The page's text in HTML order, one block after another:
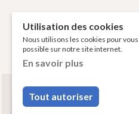
ou votre smartphone
compatibles.
Utilisation des cookies
Nous utilisons les cookies pour
possible sur notre site internet.
En savoir plus
Tout autoriser